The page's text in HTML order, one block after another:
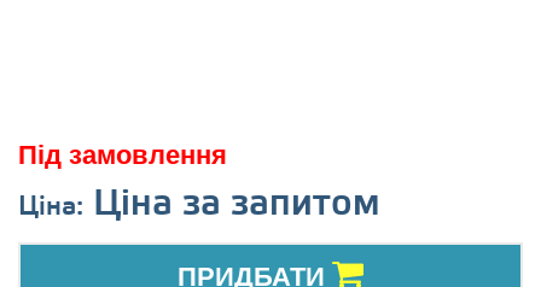
Під замовлення
Ціна: Ціна за запитом
ПРИДБАТИ